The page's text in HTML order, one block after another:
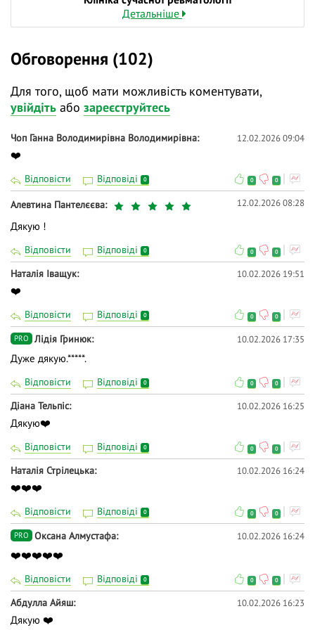
Детальніше
Обговорення (102)
Для того, щоб мати можливість коментувати,
увійдіть або зареєструйтесь
Чоп Ганна Володимирівна Володимирівна 12.02.2026 09:04
❤️
Відповісти Відповіді 0 0 0
Алевтина Пантелєєва 12.02.2026 08:28
Дякую !
Відповісти Відповіді 0 0 0
Наталія Іващук 10.02.2026 19:51
❤️
Відповісти Відповіді 0 0 0
PRO Лідія Гринюк 10.02.2026 17:35
Дуже дякую.*****.
Відповісти Відповіді 0 0 0
Діана Тельпіс 10.02.2026 16:25
Дякую❤️
Відповісти Відповіді 0 0 0
Наталія Стрілецька 10.02.2026 16:24
❤️❤️❤️
Відповісти Відповіді 0 0 0
PRO Оксана Алмустафа 10.02.2026 16:24
❤️❤️❤️❤️❤️
Відповісти Відповіді 0 0 0
Абдулла Айяш 10.02.2026 16:23
Дякую ❤️